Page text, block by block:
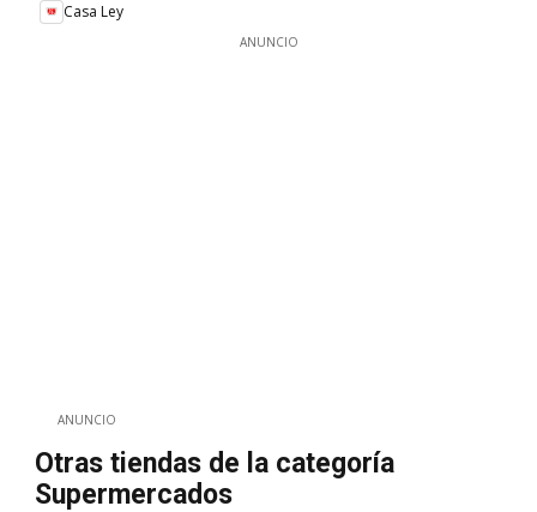
Casa Ley
ANUNCIO
ANUNCIO
Otras tiendas de la categoría
Supermercados